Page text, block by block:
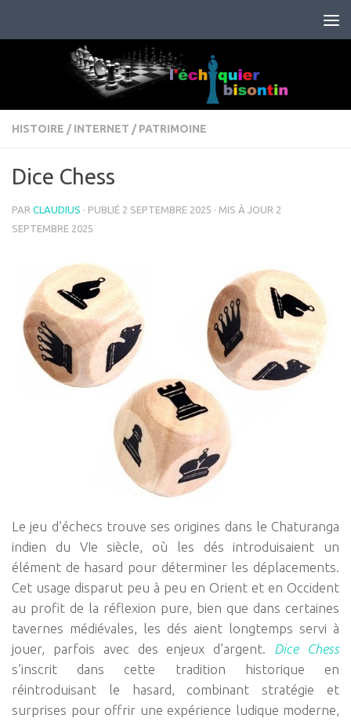
HISTOIRE / INTERNET / PATRIMOINE
Dice Chess
PAR CLAUDIUS · PUBLIÉ 2 SEPTEMBRE 2025 · MIS À JOUR 2
SEPTEMBRE 2025
Le jeu d’échecs trouve ses origines dans le Chaturanga
indien du VIe siècle, où les dés introduisaient un
élément de hasard pour déterminer les déplacements.
Cet usage disparut peu à peu en Orient et en Occident
au profit de la réflexion pure, bien que dans certaines
tavernes médiévales, les dés aient longtemps servi à
jouer, parfois avec des enjeux d’argent. Dice Chess
s’inscrit dans cette tradition historique en
réintroduisant le hasard, combinant stratégie et
surprises pour offrir une expérience ludique moderne,